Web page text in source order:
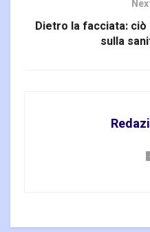
Dietro la facciata:
sulla